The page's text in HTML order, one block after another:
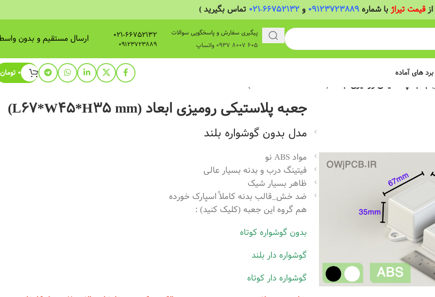
قیمت تیراژبا شماره 09123723889 و66752132-021 تماس بگیرید )
پیگیری سفارش و پاسخگویی سوالات
605 8007 0937 واتساپ
021-66752132
09123723889 ارسال مستقیم و بدون
برد های آماده 0 تومان
جعبه پلاستیکی رومیزی ابعاد (L67*W45*H35 mm)
جعبه پلاستیکی رومیزی ابعاد (L67*W45*H35 mm)
مدل بدون گوشواره بلند
مواد ABS نو
فیتینگ درب و بدنه بسیار عالی
ظاهر بسیار شیک
ضد خش_قالب بدنه کاملاً اسپارک خورده
هم گروه این جعبه (کلیک کنید) :
بدون گوشواره کوتاه
گوشواره دار بلند
گوشواره دار کوتاه